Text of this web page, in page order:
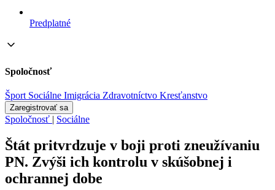
Predplatné
Spoločnosť
Šport Sociálne Imigrácia Zdravotníctvo Kresťanstvo
Zaregistrovať sa
Spoločnosť | Sociálne
Štát pritvrdzuje v boji proti zneužívaniu
PN. Zvýši ich kontrolu v skúšobnej i
ochrannej dobe